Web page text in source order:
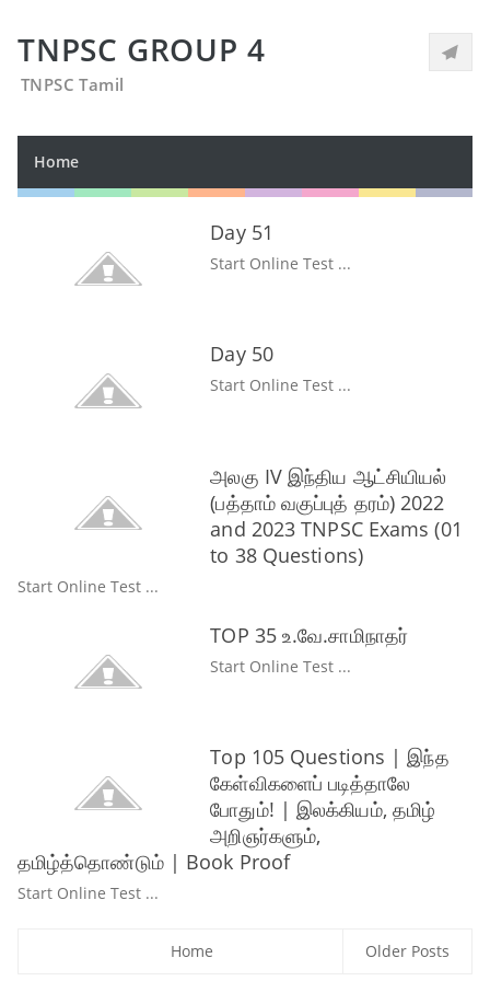
TNPSC GROUP 4
TNPSC Tamil
Home
Day 51
Start Online Test ...
Day 50
Start Online Test ...
அலகு IV இந்திய ஆட்சியியல்
(பத்தாம் வகுப்புத் தரம்) 2022
and 2023 TNPSC Exams (01
to 38 Questions)
Start Online Test ...
TOP 35 உ.வே.சாமிநாதர்
Start Online Test ...
Top 105 Questions | இந்த
கேள்விகளைப் படித்தாலே
போதும்! | இலக்கியம், தமிழ்
அறிஞர்களும்,
தமிழ்த்தொண்டும் | Book Proof
Start Online Test ...
Older Posts
Home